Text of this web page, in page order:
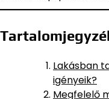
Lakásban
igényeik?
Megfelelő